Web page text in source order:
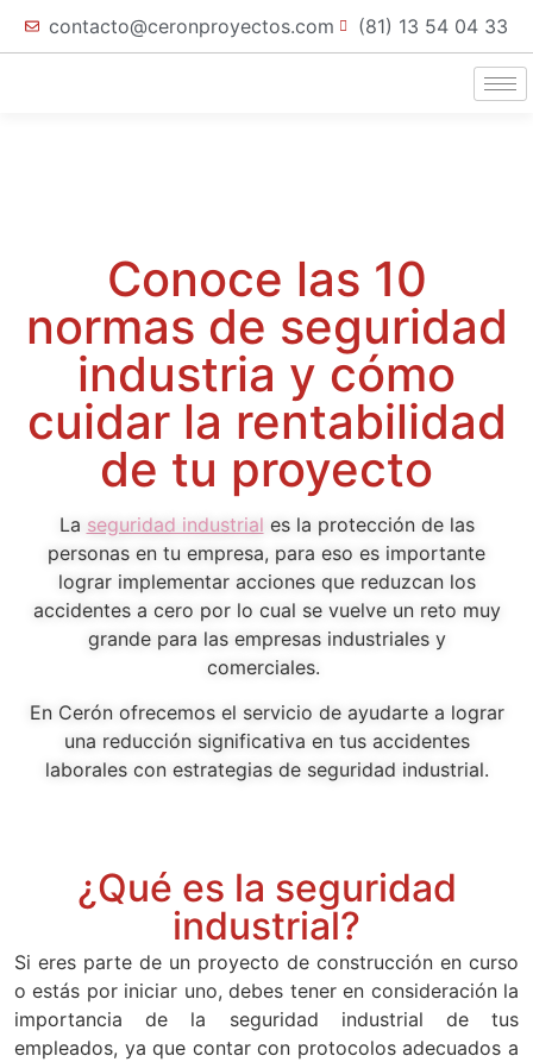
contacto@ceronproyectos.com (81) 13 54 04 33
Conoce las 10
normas de seguridad
industria y cómo
cuidar la rentabilidad
de tu proyecto
La seguridad industrial es la protección de las
personas en tu empresa, para eso es importante
lograr implementar acciones que reduzcan los
accidentes a cero por lo cual se vuelve un reto muy
grande para las empresas industriales y
comerciales.
En Cerón ofrecemos el servicio de ayudarte a lograr
una reducción significativa en tus accidentes
laborales con estrategias de seguridad industrial.
¿Qué es la seguridad
industrial?
Si eres parte de un proyecto de construcción en curso
o estás por iniciar uno, debes tener en consideración la
importancia de la seguridad industrial de tus
empleados, ya que contar con protocolos adecuados a